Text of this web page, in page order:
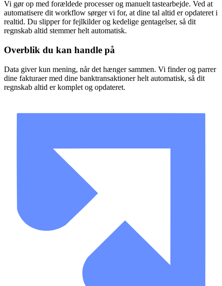
Vi gør op med forældede processer og manuelt tastearbejde. Ved at
automatisere dit workflow sørger vi for, at dine tal altid er opdateret i
realtid. Du slipper for fejlkilder og kedelige gentagelser, så dit
regnskab altid stemmer helt automatisk.
Overblik du kan handle på
Data giver kun mening, når det hænger sammen. Vi finder og parrer
dine fakturaer med dine banktransaktioner helt automatisk, så dit
regnskab altid er komplet og opdateret.